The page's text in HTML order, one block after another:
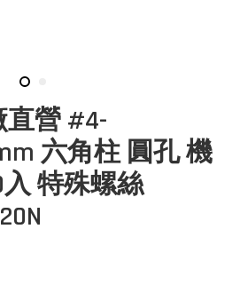
直營 #4-
六角柱 圓孔 機
特殊螺絲